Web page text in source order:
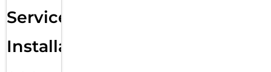
Services
Installation